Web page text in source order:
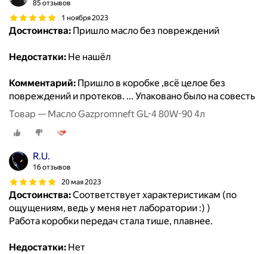
85 отзывов
1 ноября 2023
Достоинства: Пришло масло без повреждений
Недостатки: Не нашёл
Комментарий: Пришло в коробке ,всё целое без
повреждений и протеков. ... Упаковано было на совесть
Товар — Масло Gazpromneft GL-4 80W-90 4л
R.U.
16 отзывов
20 мая 2023
Достоинства:Соответствует характеристикам (по
ощущениям, ведь у меня нет лаборатории :) )
Работа коробки передач стала тише, плавнее.
Недостатки: Нет